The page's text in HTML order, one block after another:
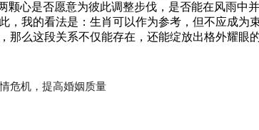
心是否愿意为彼此调整步伐，是否能在风雨中
我的看法是：生肖可以作为参考，但不应成为
么这段关系不仅能存在，还能绽放出格外耀眼
危机，提高婚姻质量